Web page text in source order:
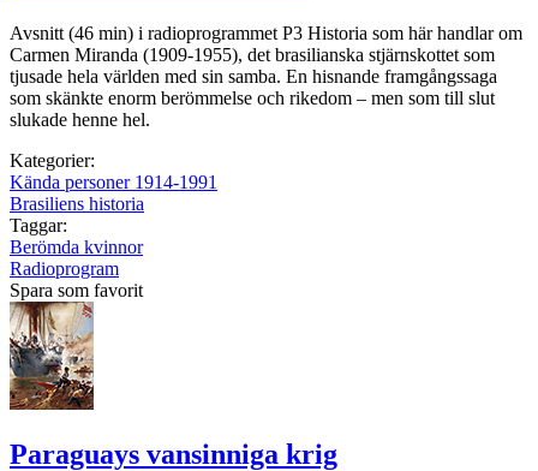
Avsnitt (46 min) i radioprogrammet P3 Historia som här handlar om
Carmen Miranda (1909-1955), det brasilianska stjärnskottet som
tjusade hela världen med sin samba. En hisnande framgångssaga
som skänkte enorm berömmelse och rikedom – men som till slut
slukade henne hel.
Kategorier:
Kända personer 1914-1991
Brasiliens historia
Taggar:
Berömda kvinnor
Radioprogram
Spara som favorit
Paraguays vansinniga krig